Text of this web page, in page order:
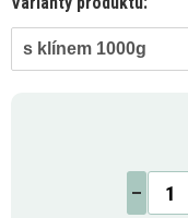
s klínem 1000g